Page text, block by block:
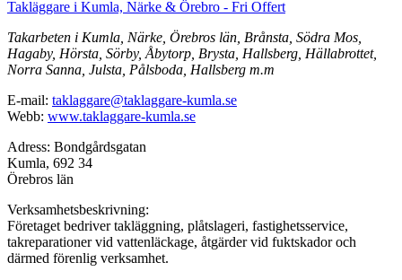
Takläggare i Kumla, Närke & Örebro - Fri Offert
Takarbeten i Kumla, Närke, Örebros län, Brånsta, Södra Mos,
Hagaby, Hörsta, Sörby, Åbytorp, Brysta, Hallsberg, Hällabrottet,
Norra Sanna, Julsta, Pålsboda, Hallsberg m.m
E-mail: taklaggare@taklaggare-kumla.se
Webb: www.taklaggare-kumla.se
Adress: Bondgårdsgatan
Kumla, 692 34
Örebros län
Verksamhetsbeskrivning:
Företaget bedriver takläggning, plåtslageri, fastighetsservice,
takreparationer vid vattenläckage, åtgärder vid fuktskador och
därmed förenlig verksamhet.